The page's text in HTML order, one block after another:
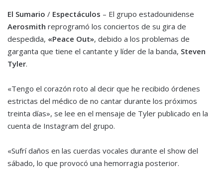
El Sumario / Espectáculos – El grupo estadounidense
Aerosmith reprogramó los conciertos de su gira de
despedida, «Peace Out», debido a los problemas de
garganta que tiene el cantante y líder de la banda, Steven
Tyler.
«Tengo el corazón roto al decir que he recibido órdenes
estrictas del médico de no cantar durante los próximos
treinta días», se lee en el mensaje de Tyler publicado en la
cuenta de Instagram del grupo.
«Sufrí daños en las cuerdas vocales durante el show del
sábado, lo que provocó una hemorragia posterior.